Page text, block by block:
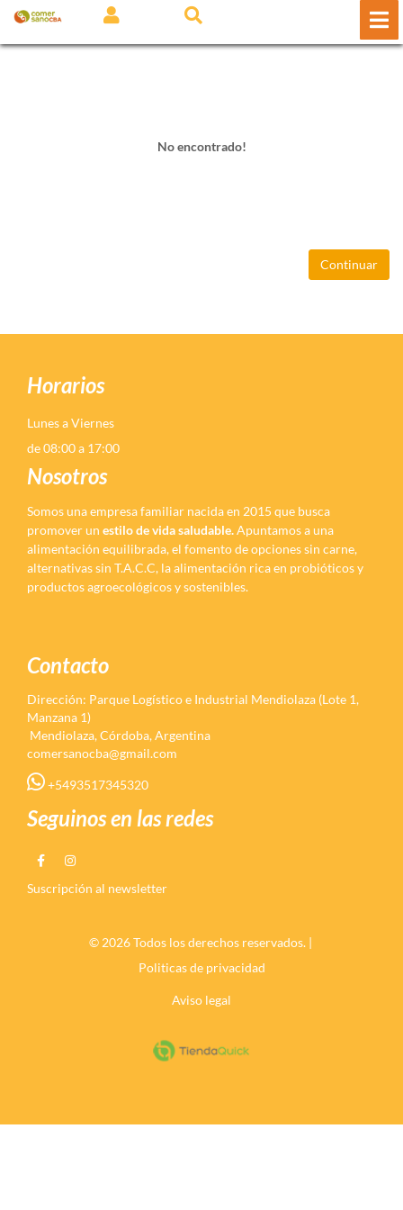
No encontrado!
Continuar
Horarios
Lunes a Viernes
de 08:00 a 17:00
Nosotros
Somos una empresa familiar nacida en 2015 que busca
promover un estilo de vida saludable.Apuntamos a una
alimentación equilibrada, el fomento de opciones sin carne,
alternativas sin T.A.C.C, la alimentación rica en probióticos y
productos agroecológicos y sostenibles.
Contacto
Dirección: Parque Logístico e Industrial Mendiolaza (Lote 1,
Manzana 1)
Mendiolaza, Córdoba, Argentina
comersanocba@gmail.com
+5493517345320
Seguinos en las redes
Suscripción al newsletter
© 2026 Todos los derechos reservados. |
Politicas de privacidad
Aviso legal